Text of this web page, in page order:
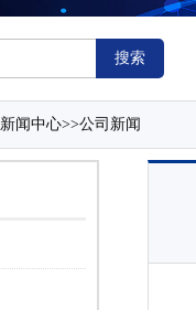
新闻中心>>公司新闻